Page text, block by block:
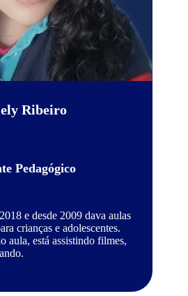
Ribeiro
Pedagógico
e desde 2009 dava aulas
crianças e adolescentes.
aula, está assistindo filmes,